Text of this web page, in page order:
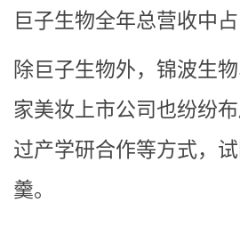
巨子生物全年总营收中
除巨子生物外，锦波生
家美妆上市公司也纷纷
过产学研合作等方式，
羹。